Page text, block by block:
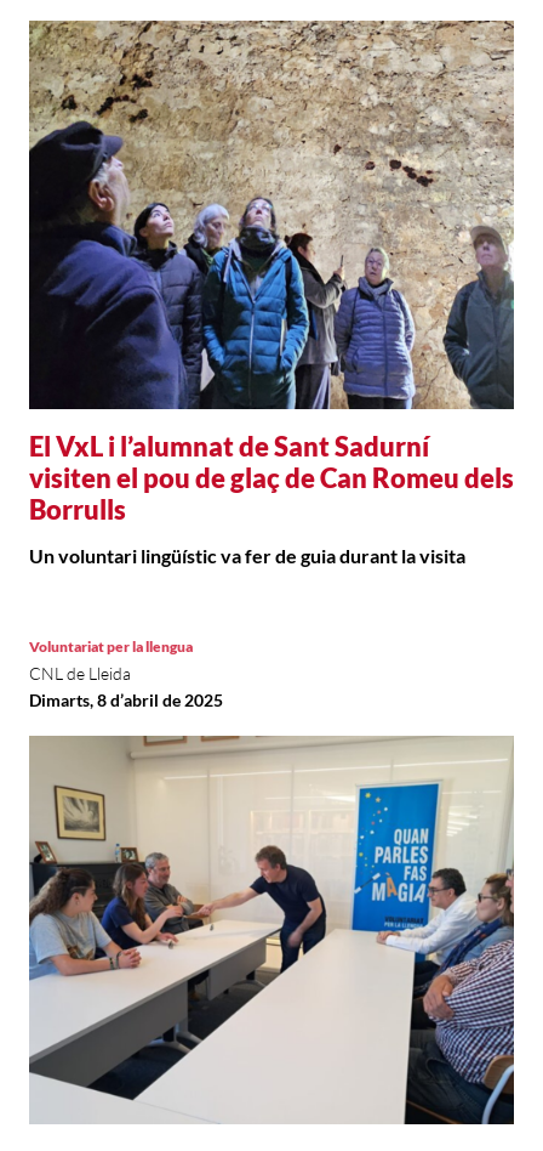
El VxL i l’alumnat de Sant Sadurní
visiten el pou de glaç de Can Romeu dels
Borrulls
Un voluntari lingüístic va fer de guia durant la visita
Voluntariat per la llengua
CNL de Lleida
Dimarts, 8 d’abril de 2025